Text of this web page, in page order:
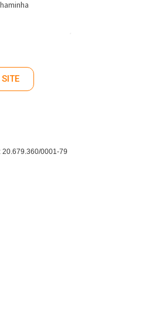
0001-79